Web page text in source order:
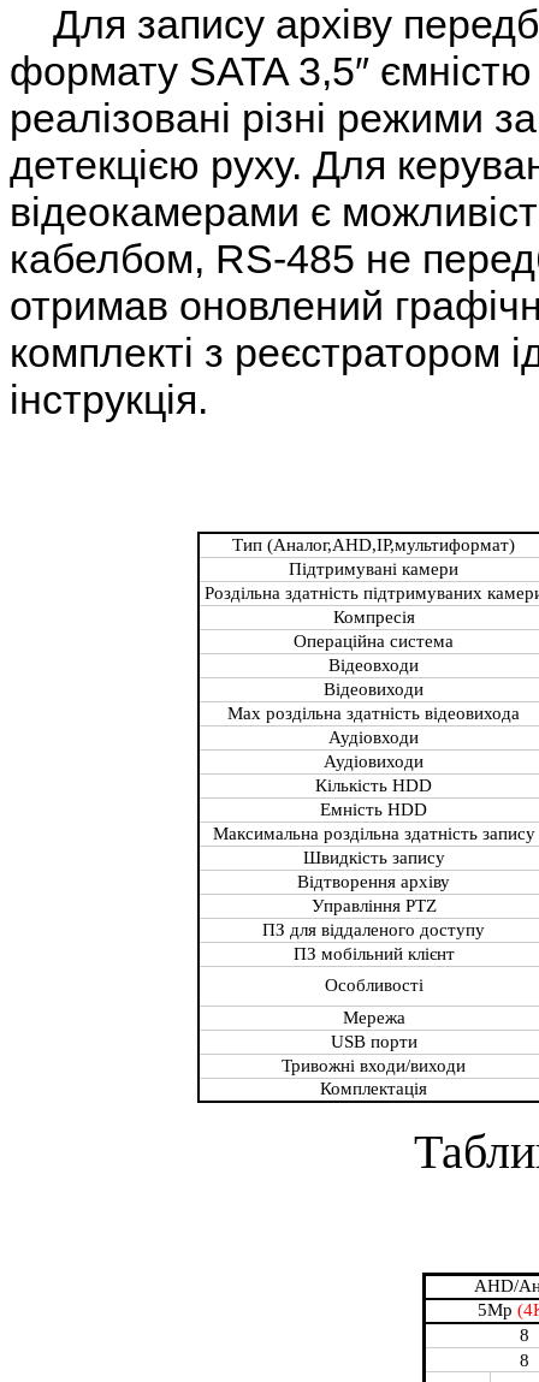
Для запису архіву
формату SATA 3,5″
реалізовані різні режими
детекцією руху. Для
відеокамерами є
кабелбом, RS-485 не
отримав оновлений
комплекті з
інструкція.
Тип (Аналог,AHD,IP,мультиформат)
Підтримувані камери
Роздільна здатність підтримуваних
Компресія
Операційна система
Відеовходи
Відеовиходи
Мах роздільна здатність відеовихода
Аудіовходи
Аудіовиходи
Кількість HDD
Емність HDD
Максимальна роздільна здатність запису
Швидкість запису
Відтворення архіву
Управління PTZ
ПЗ для віддаленого доступу
ПЗ мобільний клієнт
Особливості
Мережа
USB порти
Тривожні входи/виходи
Комплектація
AHD/
5Mp
8
8